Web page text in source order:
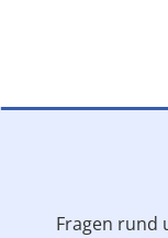
Fragen rund